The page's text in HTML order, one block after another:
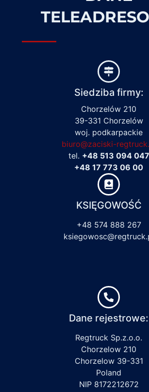
Siedziba firmy:
Chorzelów 210
39-331 Chorzelów
woj. podkarpackie
biuro@zaciski-
tel. +48 513 094 047
+48 17 773 06 00
KSIĘGOWOŚĆ
+48 574 888 267
Dane rejestrowe:
Regtruck Sp.z.o.o.
Chorzelow 210
Chorzelow 39-331
Poland
NIP 8172212672